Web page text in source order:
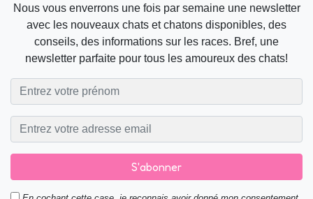
Nous vous enverrons une fois par semaine une newsletter
avec les nouveaux chats et chatons disponibles, des
conseils, des informations sur les races. Bref, une
newsletter parfaite pour tous les amoureux des chats!
S'abonner